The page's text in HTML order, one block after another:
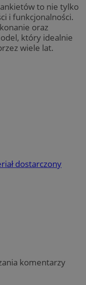
to nie tylko
i funkcjonalności.
oraz
który idealnie
wiele lat.
dostarczony
komentarzy